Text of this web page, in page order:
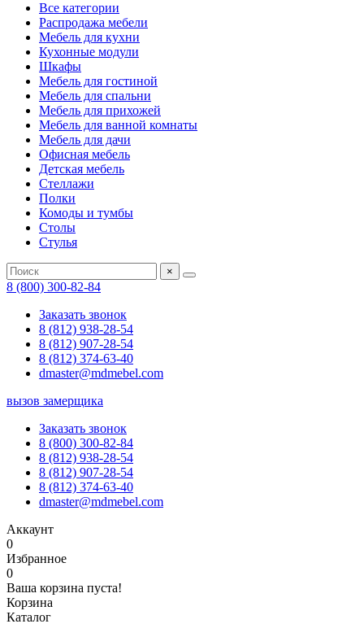
Все категории
Распродажа мебели
Мебель для кухни
Кухонные модули
Шкафы
Мебель для гостиной
Мебель для спальни
Мебель для прихожей
Мебель для ванной комнаты
Мебель для дачи
Офисная мебель
Детская мебель
Стеллажи
Полки
Комоды и тумбы
Столы
Стулья
×
8 (800) 300-82-84
Заказать звонок
8 (812) 938-28-54
8 (812) 907-28-54
8 (812) 374-63-40
dmaster@mdmebel.com
вызов замерщика
Заказать звонок
8 (800) 300-82-84
8 (812) 938-28-54
8 (812) 907-28-54
8 (812) 374-63-40
dmaster@mdmebel.com
Аккаунт
0
Избранное
0
Ваша корзина пуста!
Корзина
Каталог